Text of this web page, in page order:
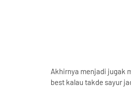
Akhirnya menjadi jugak
best kalau takde sayur